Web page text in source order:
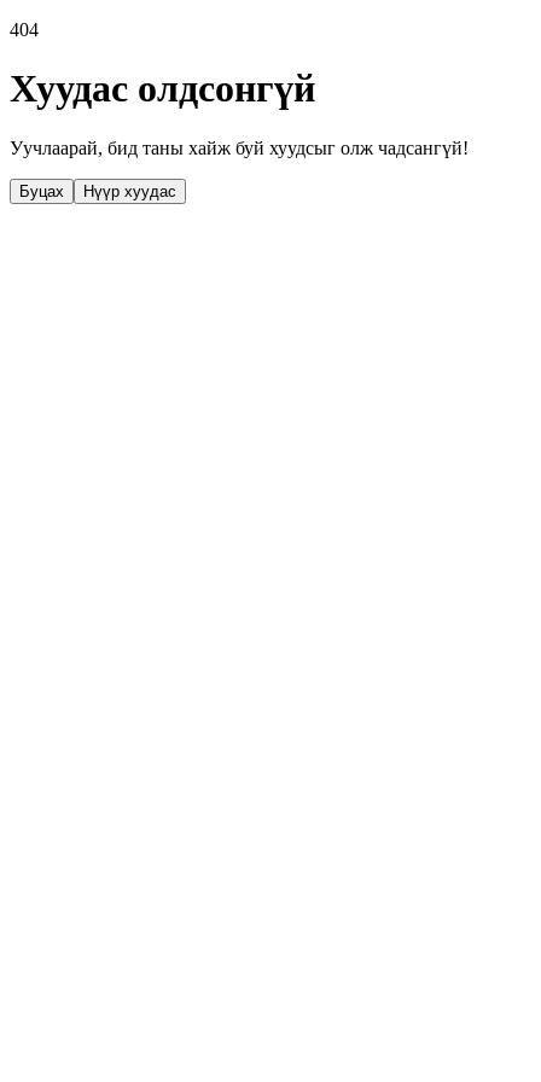
404
Хуудас олдсонгүй
Уучлаарай, бид таны хайж буй хуудсыг олж чадсангүй!
Буцах Нүүр хуудас